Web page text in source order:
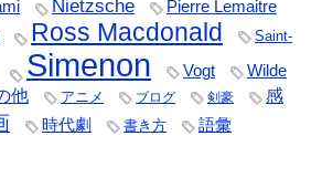
Nietzsche Pierre Lemaitre
Ross Macdonald Saint-
Simenon Vogt Wilde
他 アニメ ブログ 剣豪
感
時代劇 書き方 語彙